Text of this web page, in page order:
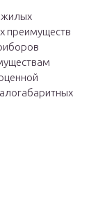
жилых
преимуществ